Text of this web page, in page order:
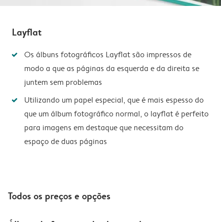
Layflat
Os álbuns fotográficos Layflat são impressos de
modo a que as páginas da esquerda e da direita se
juntem sem problemas
Utilizando um papel especial, que é mais espesso do
que um álbum fotográfico normal, o layflat é perfeito
para imagens em destaque que necessitam do
espaço de duas páginas
Todos os preços e opções